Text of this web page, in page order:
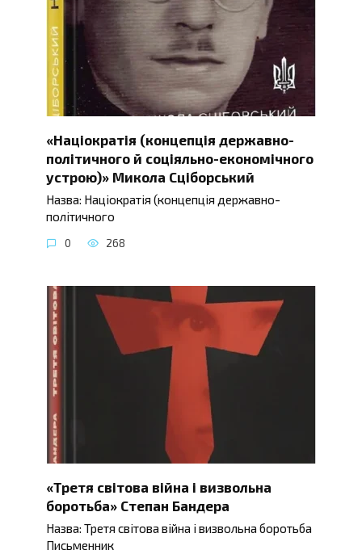
«Націократія (концепція державно-
політичного й соціяльно-економічного
устрою)» Микола Сціборський
Назва: Націократія (концепція державно-
політичного
0 268
«Третя світова війна і визвольна
боротьба» Степан Бандера
Назва: Третя світова війна і визвольна боротьба
Письменник